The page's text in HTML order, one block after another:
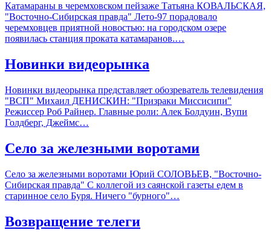
Катамараны в черемховском пейзаже Татьяна КОВАЛЬСКАЯ,
"Восточно-Сибирская правда" Лето-97 порадовало
черемховцев приятной новостью: на городском озере
появилась станция проката катамаранов.…
Новинки видеорынка
Новинки видеорынка представляет обозреватель телевидения
"ВСП" Михаил ДЕНИСКИН: "Призраки Миссисипи"
Режиссер Роб Райнер. Главные роли: Алек Болдуин, Вупи
Голдберг, Джеймс…
Село за железными воротами
Село за железными воротами Юрий СОЛОВЬЕВ, "Восточно-
Сибирская правда" С коллегой из саянской газеты едем в
старинное село Буря. Ничего "бурного"…
Возвращение телеги